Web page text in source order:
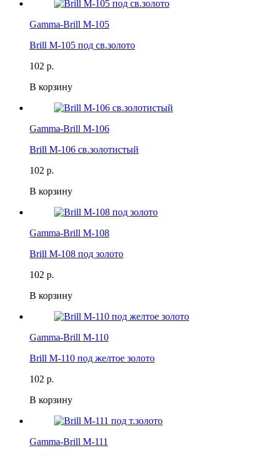
Gamma-Brill M-105
Brill M-105 под св.золото
102 р.
В корзину
Gamma-Brill M-106
Brill M-106 св.золотистый
102 р.
В корзину
Gamma-Brill M-108
Brill M-108 под золото
102 р.
В корзину
Gamma-Brill M-110
Brill M-110 под желтое золото
102 р.
В корзину
Gamma-Brill M-111